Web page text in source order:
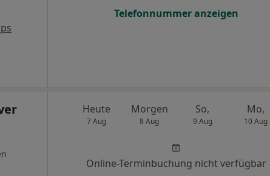
Telefonnummer anzeigen
Heute
7 Aug
Morgen
8 Aug
So,
9 Aug
Mo,
10 Aug
Online-Terminbuchung nicht verfügbar